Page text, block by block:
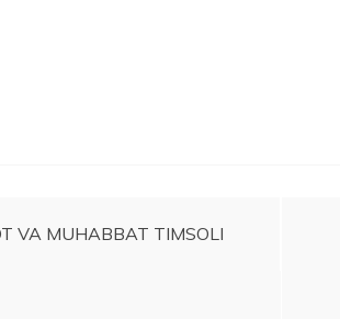
VA MUHABBAT TIMSOLI